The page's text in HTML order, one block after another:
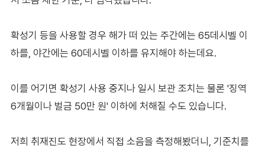
확성기 등을 사용할 경우 해가 떠 있는 주간에는 65데시벨 이
하를, 야간에는 60데시벨 이하를 유지해야 하는데요.
이를 어기면 확성기 사용 중지나 일시 보관 조치는 물론 '징역
6개월이나 벌금 50만 원' 이하에 처해질 수도 있습니다.
저희 취재진도 현장에서 직접 소음을 측정해봤더니, 기준치를